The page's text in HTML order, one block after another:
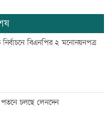
নির্বাচনে বিএনপির ২ মনোনয়নপত্র
চলছে লেনদেন